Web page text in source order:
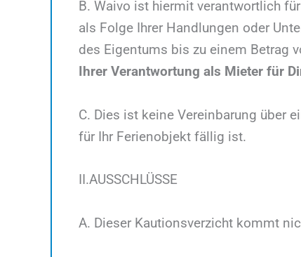
B. Waivo ist hiermit verantwortlich
als Folge Ihrer Handlungen oder
des Eigentums bis zu einem Betrag
Ihrer Verantwortung als Mieter für
C. Dies ist keine Vereinbarung über
für Ihr Ferienobjekt fällig ist.
II.AUSSCHLÜSSE
A. Dieser Kautionsverzicht kommt